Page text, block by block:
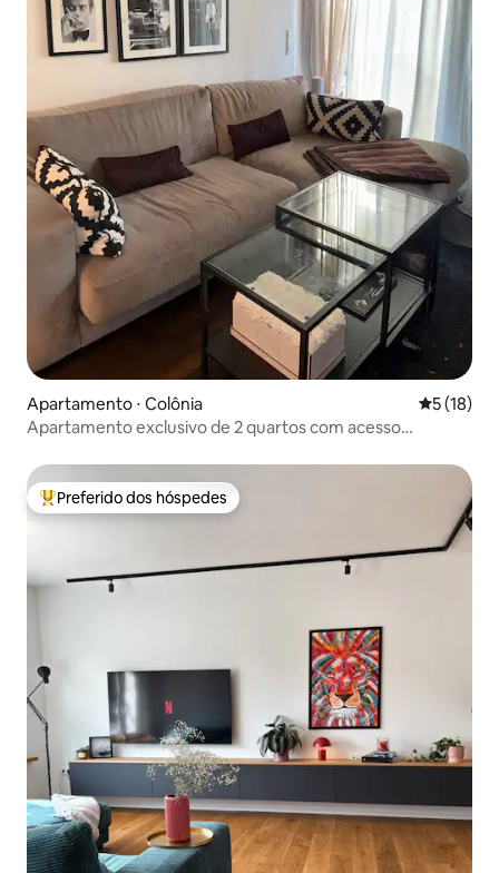
Apartamento ⋅ Colônia 5 de uma
5 (18)
Apartamento exclusivo de 2 quartos com acesso
Entre os melhores preferidos dos hóspedes
Preferido dos hóspedes